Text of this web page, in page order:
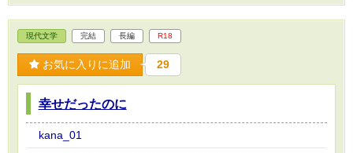
現代文学 完結 長編 R18
お気に入りに追加 29
幸せだったのに
kana_01